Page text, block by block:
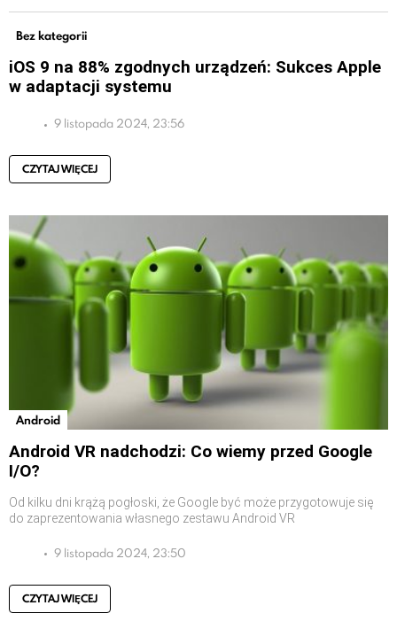
Bez kategorii
iOS 9 na 88% zgodnych urządzeń: Sukces Apple
w adaptacji systemu
9 listopada 2024, 23:56
CZYTAJ WIĘCEJ
Android
Android VR nadchodzi: Co wiemy przed Google
I/O?
Od kilku dni krążą pogłoski, że Google być może przygotowuje się
do zaprezentowania własnego zestawu Android VR
9 listopada 2024, 23:50
CZYTAJ WIĘCEJ